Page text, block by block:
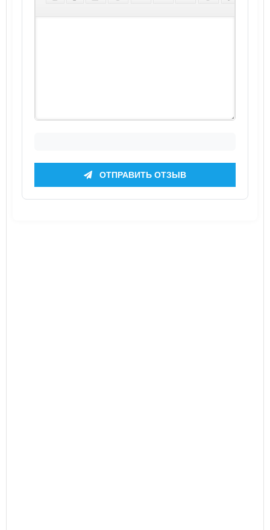
ОТПРАВИТЬ ОТЗЫВ